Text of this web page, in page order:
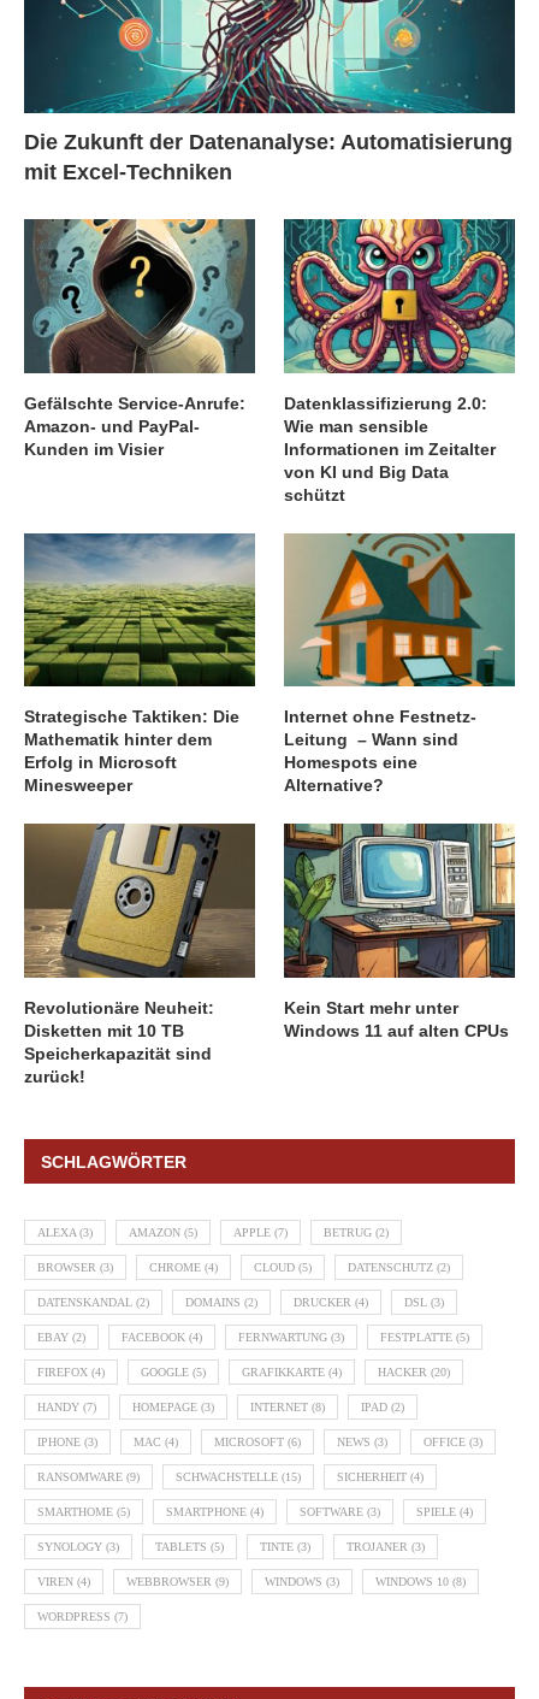
Die Zukunft der Datenanalyse: Automatisierung
mit Excel-Techniken
Gefälschte Service-Anrufe:
Amazon- und PayPal-
Kunden im Visier
Datenklassifizierung 2.0:
Wie man sensible
Informationen im Zeitalter
von KI und Big Data
schützt
Strategische Taktiken: Die
Mathematik hinter dem
Erfolg in Microsoft
Minesweeper
Internet ohne Festnetz-
Leitung – Wann sind
Homespots eine
Alternative?
Revolutionäre Neuheit:
Disketten mit 10 TB
Speicherkapazität sind
zurück!
Kein Start mehr unter
Windows 11 auf alten CPUs
SCHLAGWÖRTER
ALEXA(3) AMAZON (5) APPLE (7) BETRUG (2)
BROWSER (3) CHROME (4) CLOUD (5) DATENSCHUTZ (2)
DATENSKANDAL (2) DOMAINS (2) DRUCKER (4) DSL (3)
EBAY (2) FACEBOOK (4) FERNWARTUNG (3) FESTPLATTE (5)
FIREFOX (4) GOOGLE (5) GRAFIKKARTE (4) HACKER (20)
HANDY (7) HOMEPAGE (3) INTERNET (8) IPAD (2)
IPHONE (3) MAC (4) MICROSOFT (6) NEWS (3) OFFICE (3)
RANSOMWARE (9) SCHWACHSTELLE (15) SICHERHEIT (4)
SMARTHOME (5) SMARTPHONE (4) SOFTWARE (3) SPIELE (4)
SYNOLOGY (3) TABLETS (5) TINTE (3) TROJANER (3)
VIREN (4) WEBBROWSER (9) WINDOWS (3) WINDOWS 10 (8)
WORDPRESS (7)